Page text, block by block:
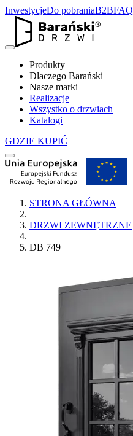
InwestycjeDo pobraniaB2BFAQ
Produkty
Dlaczego Barański
Nasze marki
Realizacje
Wszystko o drzwiach
Katalogi
GDZIE KUPIĆ
STRONA GŁÓWNA
DRZWI ZEWNĘTRZNE
DB 749